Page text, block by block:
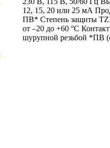
12, 15, 20 или 25 мА
ПВ* Степень защиты
от –20 до +60 °C
шурупной резьбой *ПВ